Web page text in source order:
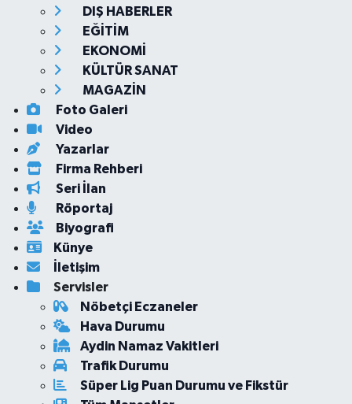
DIŞ HABERLER
EĞİTİM
EKONOMİ
KÜLTÜR SANAT
MAGAZİN
Foto Galeri
Video
Yazarlar
Firma Rehberi
Seri İlan
Röportaj
Biyografi
Künye
İletişim
Servisler
Nöbetçi Eczaneler
Hava Durumu
Aydin Namaz Vakitleri
Trafik Durumu
Süper Lig Puan Durumu ve Fikstür